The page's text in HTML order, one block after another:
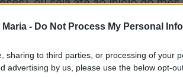
- Do Not Process My Personal
sharing to third parties, or processing of your
advertising by us, please use the below opt-